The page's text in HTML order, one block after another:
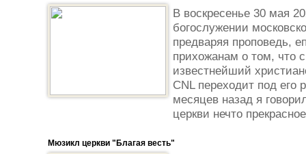
В воскресенье 30 мая
богослужении
предваряя проповедь,
прихожанам о том, что
известнейший
CNL переходит под его
месяцев назад я
церкви нечто
Мюзикл церкви "Благая весть"